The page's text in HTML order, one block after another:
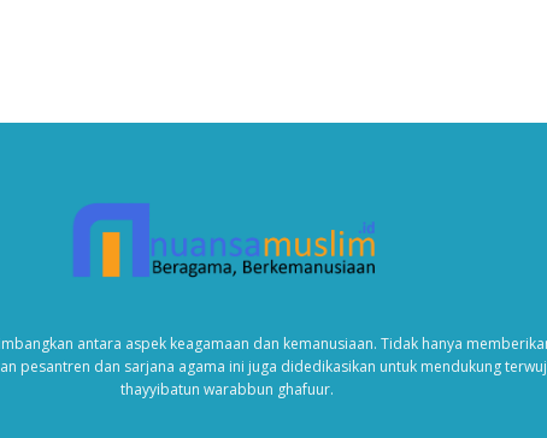
antara aspek keagamaan dan kemanusiaan. Tidak hanya
pesantren dan sarjana agama ini juga didedikasikan untuk mendukung
thayyibatun warabbun ghafuur.